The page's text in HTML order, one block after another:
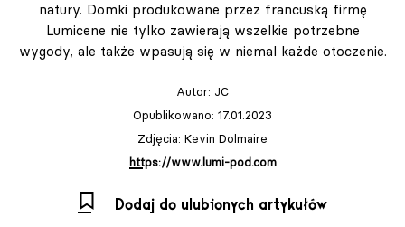
natury. Domki produkowane przez francuską firmę
Lumicene nie tylko zawierają wszelkie potrzebne
wygody, ale także wpasują się w niemal każde otoczenie.
Autor: JC
Opublikowano: 17.01.2023
Zdjęcia: Kevin Dolmaire
https://www.lumi-pod.com
Dodaj do ulubionych artykułów